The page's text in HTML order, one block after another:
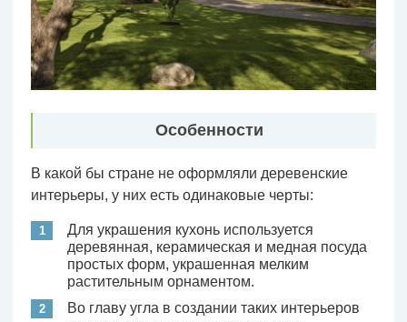
Особенности
В какой бы стране не оформляли деревенские
интерьеры, у них есть одинаковые черты:
Для украшения кухонь используется
деревянная, керамическая и медная посуда
простых форм, украшенная мелким
растительным орнаментом.
Во главу угла в создании таких интерьеров